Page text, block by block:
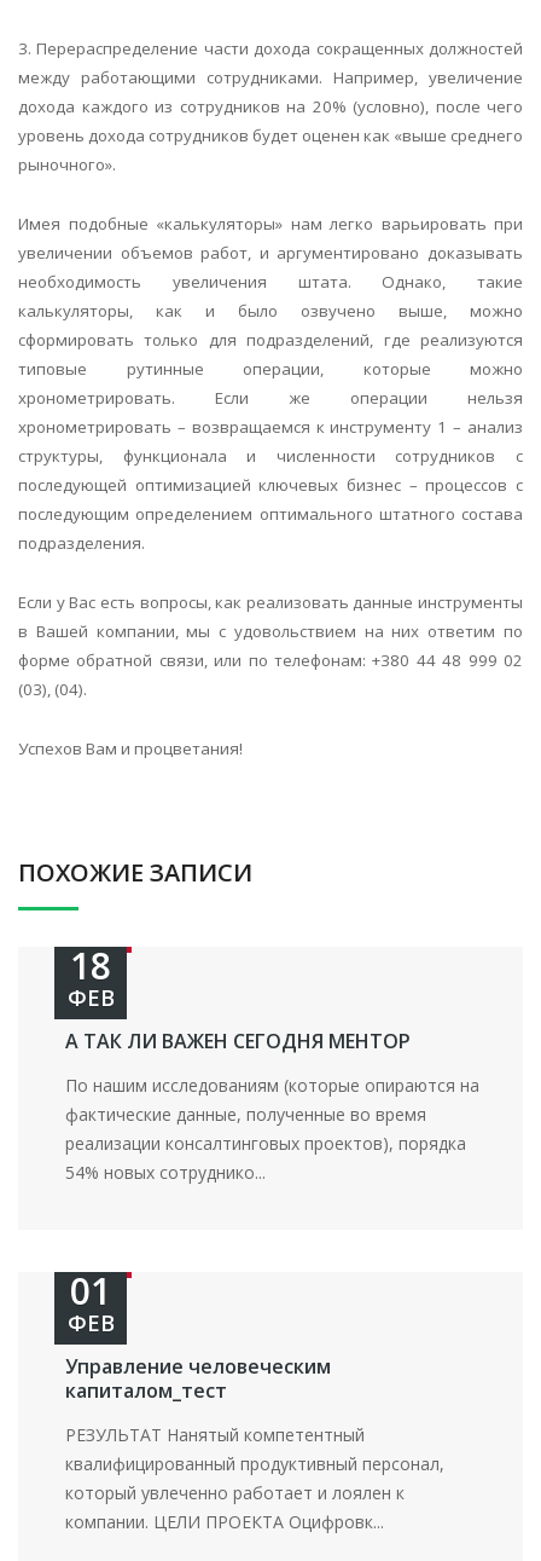
3. Перераспределение части дохода сокращенных должностей
между работающими сотрудниками. Например, увеличение
дохода каждого из сотрудников на 20% (условно), после чего
уровень дохода сотрудников будет оценен как «выше среднего
рыночного».
Имея подобные «калькуляторы» нам легко варьировать при
увеличении объемов работ, и аргументировано доказывать
необходимость увеличения штата. Однако, такие
калькуляторы, как и было озвучено выше, можно
сформировать только для подразделений, где реализуются
типовые рутинные операции, которые можно
хронометрировать. Если же операции нельзя
хронометрировать – возвращаемся к инструменту 1 – анализ
структуры, функционала и численности сотрудников с
последующей оптимизацией ключевых бизнес – процессов с
последующим определением оптимального штатного состава
подразделения.
Если у Вас есть вопросы, как реализовать данные инструменты
в Вашей компании, мы с удовольствием на них ответим по
форме обратной связи, или по телефонам: +380 44 48 999 02
(03), (04).
Успехов Вам и процветания!
ПОХОЖИЕ ЗАПИСИ
А ТАК ЛИ ВАЖЕН СЕГОДНЯ МЕНТОР
18
ФЕВ
По нашим исследованиям (которые опираются на
фактические данные, полученные во время
реализации консалтинговых проектов), порядка
54% новых сотруднико...
Управление человеческим
капиталом_тест
01
ФЕВ
РЕЗУЛЬТАТ Нанятый компетентный
квалифицированный продуктивный персонал,
который увлеченно работает и лоялен к
компании. ЦЕЛИ ПРОЕКТА Оцифровк...